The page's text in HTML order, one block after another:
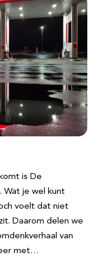
is De
Wat je wel kunt
voelt dat niet
Daarom delen we
van
met…